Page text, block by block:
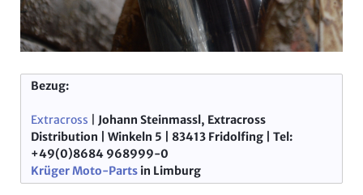
Bezug:
Extracross
Johann Steinmassl, Extracross
Distribution | Winkeln 5 | 83413 Fridolfing | Tel:
+49(0)8684 968999-0
Krüger Moto-Partsin Limburg